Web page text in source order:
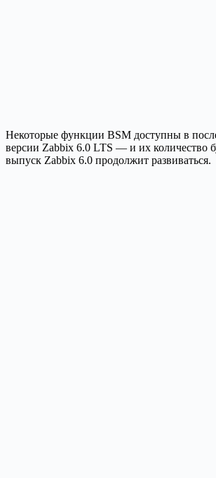
Некоторые функции BSM доступны в
версии Zabbix 6.0 LTS — и их количество
выпуск Zabbix 6.0 продолжит развиваться.